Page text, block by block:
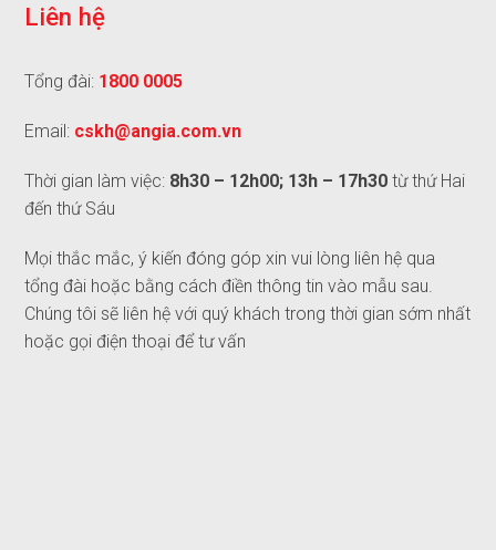
Liên hệ
Tổng đài: 1800 0005
Email: cskh@angia.com.vn
Thời gian làm việc: 8h30 – 12h00; 13h – 17h30 từ thứ Hai
đến thứ Sáu
Mọi thắc mắc, ý kiến đóng góp xin vui lòng liên hệ qua
tổng đài hoặc bằng cách điền thông tin vào mẫu sau.
Chúng tôi sẽ liên hệ với quý khách trong thời gian sớm nhất
hoặc gọi điện thoại để tư vấn